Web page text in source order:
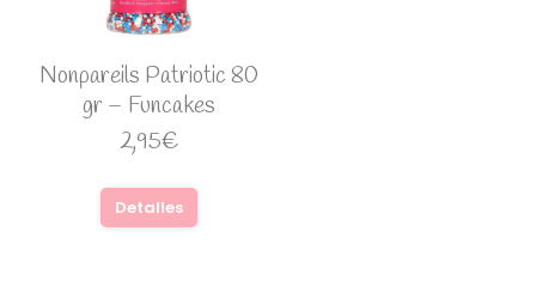
Nonpareils Patriotic 80
gr – Funcakes
2,95€
Detalles